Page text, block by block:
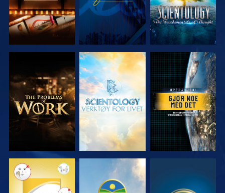
UTFORSK
SERIEN
UTFORSK
SERIEN
SE
SE SE SE